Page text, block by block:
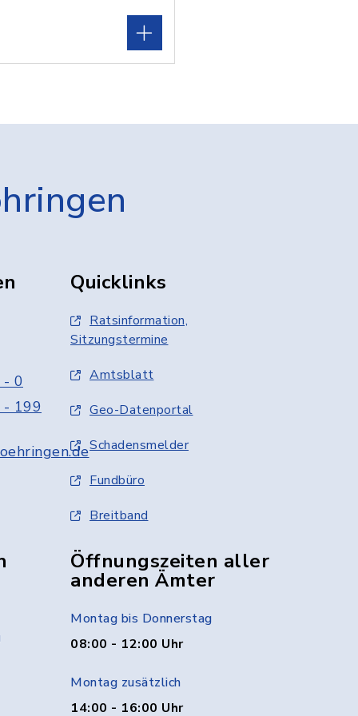
0
199
Quicklinks
Ratsinformation,
Sitzungstermine
Amtsblatt
Geo-Datenportal
Schadensmelder
Fundbüro
Breitband
Öffnungszeiten aller
anderen Ämter
Montag bis Donnerstag
08:00 - 12:00 Uhr
Montag zusätzlich
14:00 - 16:00 Uhr